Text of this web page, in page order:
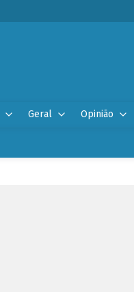
Geral Opinião